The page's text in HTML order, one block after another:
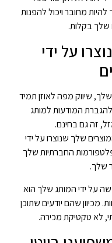
מחובר ויכול להפנות
שלך בקלות.
על ידי
שיווק מפה לאוזן תמיד
המודעות למותג
זה גם בחינם.
שלך שנוצרו על ידי
החברתיות שלך
שלך.
תוכן שנעשה על ידי המותג שלך הוא
מכיוון שהם יודעים שתוכן
לא טקטיקת מכירה.